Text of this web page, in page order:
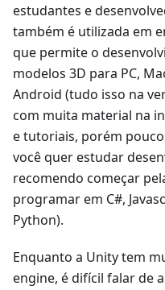
estudantes e
também é utilizada em
que permite o
modelos 3D para PC,
Android (tudo isso na
com muita material na
e tutoriais, porém
você quer estudar
recomendo começar
programar em C#,
Python).
Enquanto a Unity tem
engine, é difícil falar de